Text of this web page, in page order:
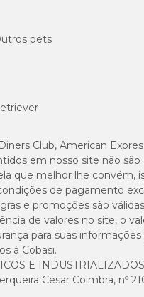
pets
Club, American
em nosso site não
que melhor lhe convém,
de pagamento
e promoções são
de valores no site, o
para suas
à Cobasi.
E INDUSTRIALIZADOS
César Coimbra, nº